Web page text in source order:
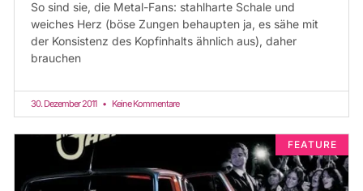
So sind sie, die Metal-Fans: stahlharte Schale und
weiches Herz (böse Zungen behaupten ja, es sähe mit
der Konsistenz des Kopfinhalts ähnlich aus), daher
brauchen
30. Dezember 2011 Keine Kommentare
FEATURE